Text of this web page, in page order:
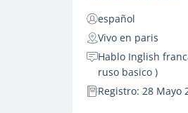
español
Vivo en paris
Hablo Inglish
ruso basico )
Registro: 28 Mayo